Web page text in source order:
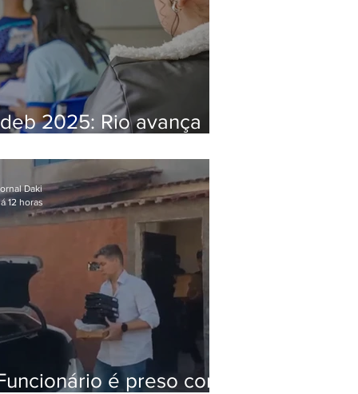
2025: Rio avança
da média nacional
é preso com
Daki
12 horas